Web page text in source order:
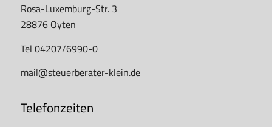
Rosa-Luxemburg-Str. 3
28876 Oyten
Tel 04207/6990-0
mail@steuerberater-klein.de
Telefonzeiten